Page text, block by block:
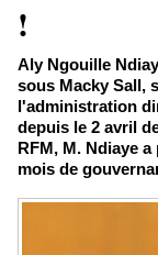
!
Aly Ngouille
sous Macky Sall,
l'administration
depuis le 2 avril
RFM, M. Ndiaye
mois de